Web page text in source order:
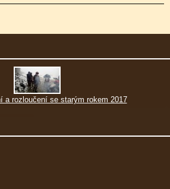
a rozloučení se starým rokem 2017